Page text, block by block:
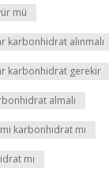
mü
karbonhidrat alınmalı
karbonhidrat gerekir
almalı
karbonhidrat mı
mı